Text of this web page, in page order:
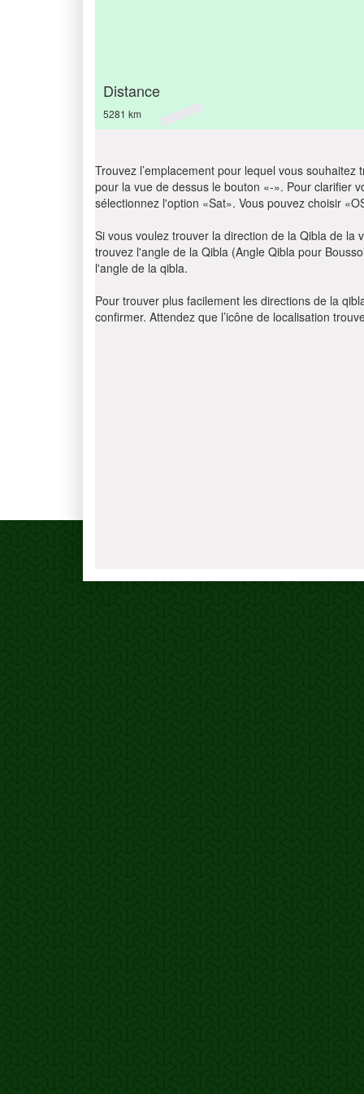
Distance
5281 km
Trouvez l’emplacement pour lequel vous
pour la vue de dessus le bouton «-». Pour clarifier
sélectionnez l'option «Sat». Vous pouvez choisir
Si vous voulez trouver la direction de la Qibla de la
trouvez l'angle de la Qibla (Angle Qibla pour
l'angle de la qibla.
Pour trouver plus facilement les directions de la
confirmer. Attendez que l’icône de localisation